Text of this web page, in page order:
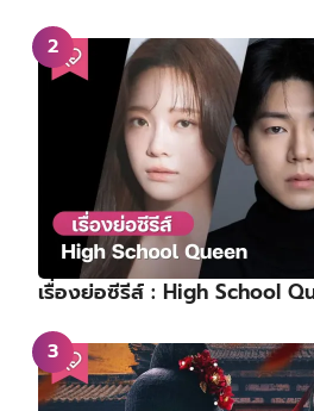
เรื่องย่อซีรีส์ : High School